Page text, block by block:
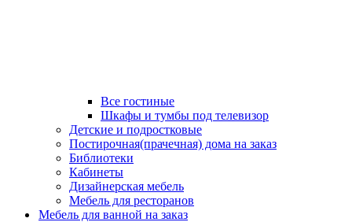
Все гостиные
Шкафы и тумбы под телевизор
Детские и подростковые
Постирочная(прачечная) дома на заказ
Библиотеки
Кабинеты
Дизайнерская мебель
Мебель для ресторанов
Мебель для ванной на заказ